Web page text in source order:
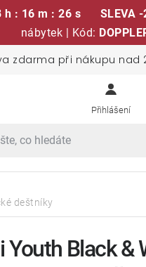
h : 16 m : 26 s SLEVA -
nábytek | Kód:
zdarma při nákupu nad
soupravy
a židle
deštníky
Youth Black &